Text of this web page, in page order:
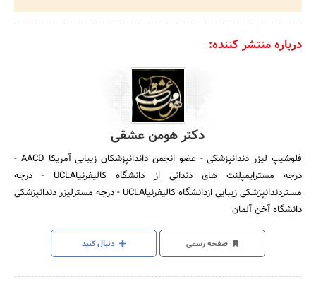
درباره منتشر کننده:
دکتر هومن عشقی
فلوشیپ لیزر دندانپزشکی - عضو انجمن داندانپزشکان زیبایی آمریکا AACD -
درجه مسترایمپلنت های دندانی از دانشگاه کالیفرنیاUCLA - درجه
مستردندانپزشکی زیبایی ازدانشگاه کالیفرنیاUCLA - درجه مسترلیزر دندانپزشکی
دانشگاه آخن آلمان
صفحه رسمی دنبال کنید